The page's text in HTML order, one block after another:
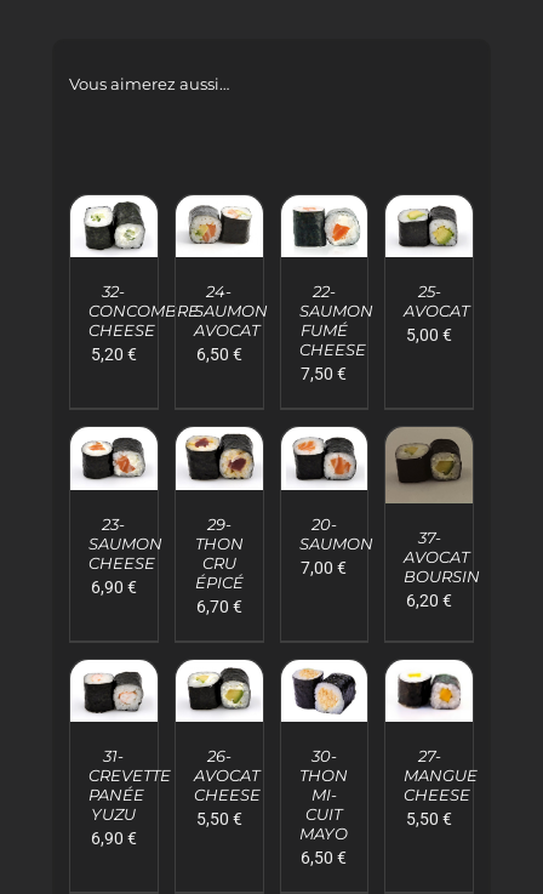
Vous aimerez aussi…
AJOUTER
PANIER
/
DÉTAILS
32-
CONCOMBRE
CHEESE
5,20 €
AJOUTER
PANIER
/
DÉTAILS
24-
SAUMON
AVOCAT
6,50 €
AJOUTER
PANIER
/
DÉTAILS
22-
SAUMON
FUMÉ
CHEESE
7,50€
AJOUTER
PANIER
/
DÉTAILS
25-
AVOCAT
5,00€
AJOUTER
PANIER
/
DÉTAILS
23-
SAUMON
CHEESE
6,90 €
AJOUTER
PANIER
/
DÉTAILS
29-
THON
CRU
ÉPICÉ
6,70 €
AJOUTER
PANIER
/
DÉTAILS
20-
SAUMON
7,00€
AJOUTER
PANIER
/
37-
AVOCAT
BOURSIN
6,20€
AJOUTER
PANIER
/
DÉTAILS
31-
CREVETTE
PANÉE
YUZU
6,90 €
AJOUTER
PANIER
/
DÉTAILS
26-
AVOCAT
CHEESE
5,50 €
AJOUTER
PANIER
/
DÉTAILS
30-
THON
MI-
CUIT
MAYO
6,50€
AJOUTER
PANIER
/
DÉTAILS
27-
MANGUE
CHEESE
5,50€